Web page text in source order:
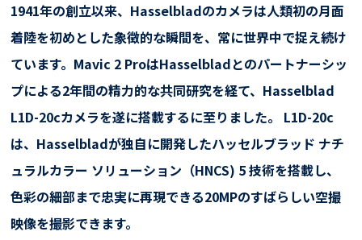
1941年の創立以来、Hasselbladのカメラは人類初の月面
着陸を初めとした象徴的な瞬間を、常に世界中で捉え続け
ています。Mavic 2 ProはHasselbladとのパートナーシッ
プによる2年間の精力的な共同研究を経て、Hasselblad
L1D-20cカメラを遂に搭載するに至りました。 L1D-20c
は、Hasselbladが独自に開発したハッセルブラッド ナチ
ュラルカラー ソリューション（HNCS) 5 技術を搭載し、
色彩の細部まで忠実に再現できる20MPのすばらしい空撮
映像を撮影できます。